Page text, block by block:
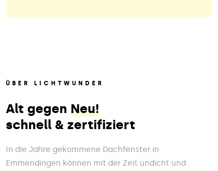
ÜBER LICHTWUNDER
Alt gegen Neu!
schnell & zertifiziert
In die Jahre gekommene Dachfenster in
Emmendingen können mit der Zeit undicht und